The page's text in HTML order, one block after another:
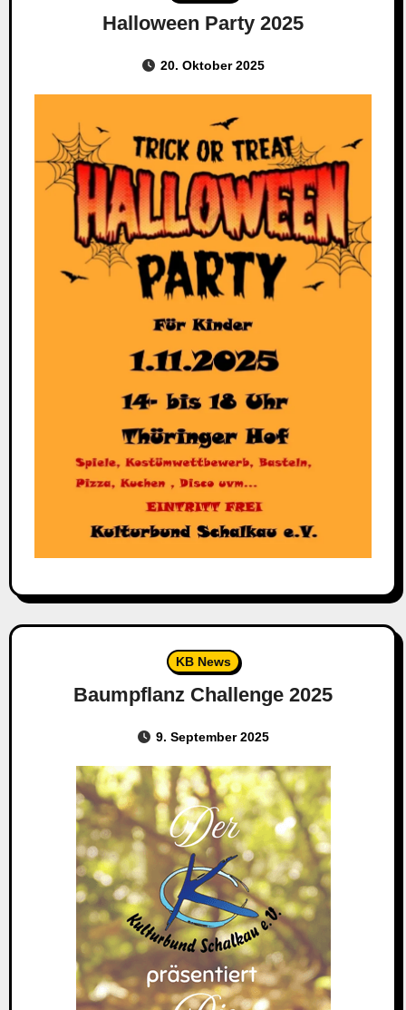
Halloween Party 2025
20. Oktober 2025
KB News
Baumpflanz Challenge 2025
9. September 2025